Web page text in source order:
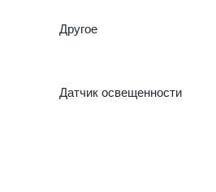
Другое
Датчик освещенности